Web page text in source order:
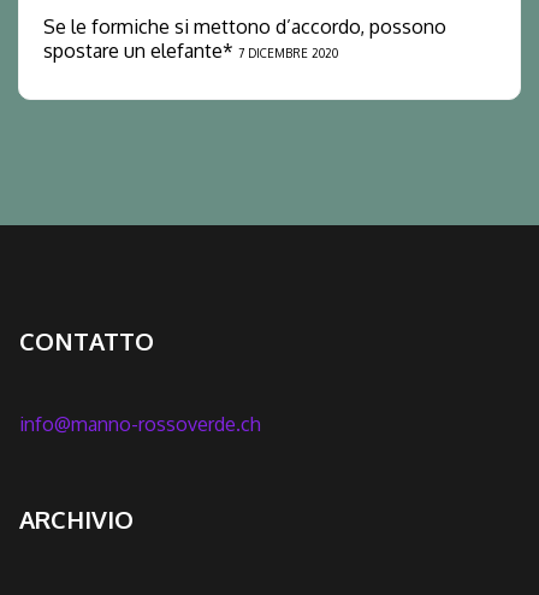
Se le formiche si mettono d’accordo, possono
spostare un elefante* 7 DICEMBRE 2020
CONTATTO
info@manno-rossoverde.ch
ARCHIVIO